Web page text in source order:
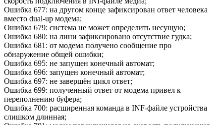
Ошибка 677: на другом конце зафиксирован ответ человека
вместо dual-up модема;
Ошибка 679: система не может определить несущую;
Ошибка 680: на лини зафиксировано отсутствие гудка;
Ошибка 681: от модема получено сообщение про
обнаружение общей ошибки;
Ошибка 695: не запущен конечный автомат;
Ошибка 696: запущен конечный автомат;
Ошибка 697: не завершён цикл ответ;
Ошибка 699: полученный ответ от модема привел к
переполнению буфера;
Ошибка 700: расширенная команда в INF-файле устройства
слишком длинная;